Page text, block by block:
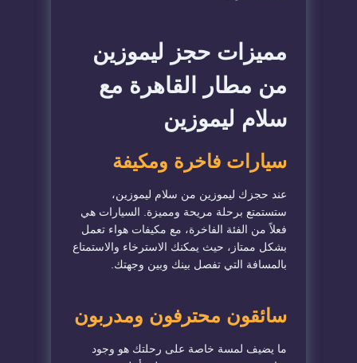
مميزات حجز ليموزين
من مطار القاهرة مع
سلام ليموزين
سيارات فاخرة ومكيفة
عند حجزك ليموزين من سلام ليموزين،
ستستمتع برحلة مريحة ومميزة. السيارات هي
فعلاً من الفئة الفاخرة، مع مكيفات هواء تعمل
بشكل ممتاز، حيث يمكنك الاسترخاء والاستمتاع
بالمسافة التي تفصل بينك وبين وجهتك.
سائقون محترفون ومدربون
ما يضيف لمسة خاصة على رحلتك هو وجود